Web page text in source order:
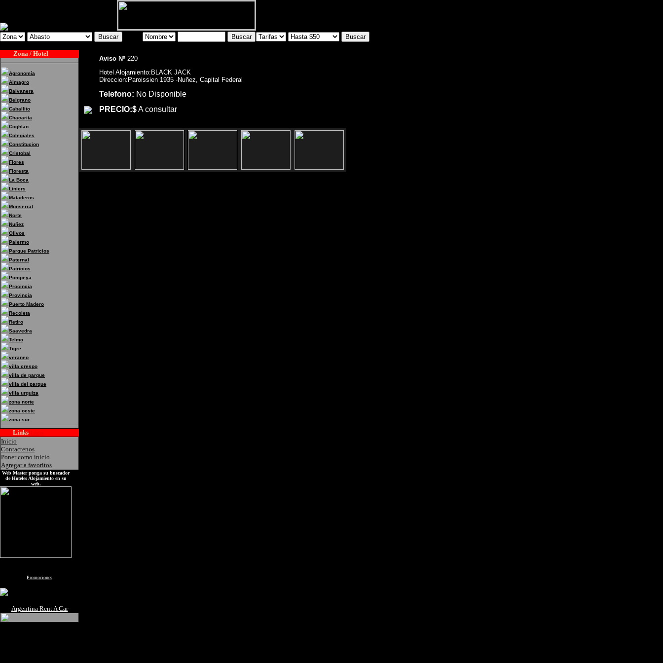
Zona / Hotel
Agronomía
Almagro
Balvanera
Belgrano
Caballito
Chacarita
Coghlan
Colegiales
Constitucion
Cristobal
Flores
Floresta
La Boca
Liniers
Mataderos
Monserrat
Norte
Nuñez
Olivos
Palermo
Parque Patricios
Paternal
Patricios
Pompeya
Procincia
Provincia
Puerto Madero
Recoleta
Retiro
Saavedra
Telmo
Tigre
veraneo
villa crespo
villa de parque
villa del parque
villa urquiza
zona norte
zona oeste
zona sur
Links
Inicio
Contactenos
Poner como inicio
Agregar a favoritos
Web Master ponga su buscador
de Hoteles Alojamiento en su
web.
Promociones
Argentina Rent A Car
Aviso Nº 220
Hotel Alojamiento:BLACK JACK
Direccion:Paroissien 1935 -Nuñez, Capital Federal
Telefono: No Disponible
PRECIO:$A consultar